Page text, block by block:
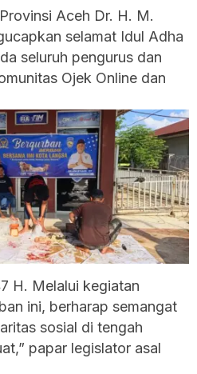
Aceh Dr. H. M.
selamat Idul Adha
seluruh pengurus dan
Ojek Online dan
H. Melalui kegiatan
ini, berharap semangat
sosial di tengah
papar legislator asal